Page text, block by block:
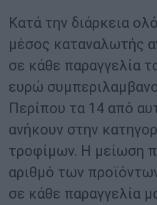
Κατά την διάρκεια
μέσος καταναλωτής
σε κάθε παραγγελία
ευρώ
Περίπου τα 14 από
ανήκουν στην
τροφίμων. Η μείωση
αριθμό των
σε κάθε παραγγελία